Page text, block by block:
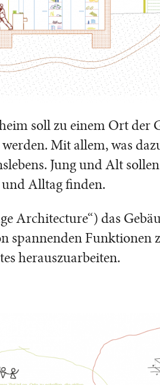
soll zu einem Ort der
Mit allem, was
Jung und Alt
Alltag finden.
Architecture“) das
spannenden Funktionen
herauszuarbeiten.